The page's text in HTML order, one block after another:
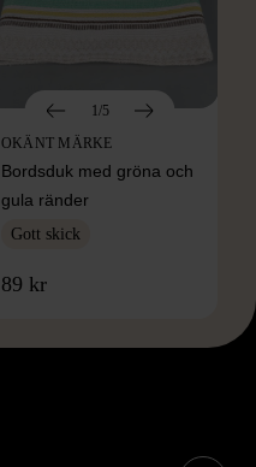
1/5
OKÄNT MÄRKE
Bordsduk med gröna och
gula ränder
Gott skick
89 kr